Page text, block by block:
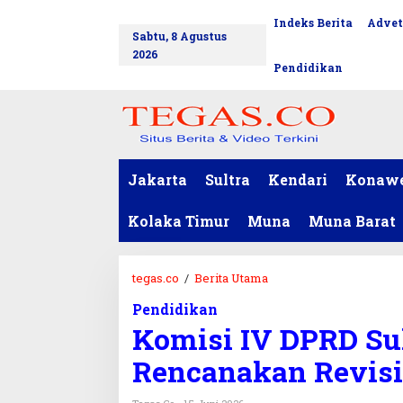
Sabtu, 8 Agustus
2026
Indeks Berita
Pendidikan
Jakarta Sultra Kendari
Kolaka Timur Muna Muna Barat
tegas.co / Berita Utama
i
i
I
Pendidikan
Komisi IV DPRD
Rencanakan